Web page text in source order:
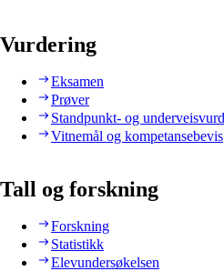
Vurdering
Eksamen
Prøver
Standpunkt- og
Vitnemål og kompetansebevis
Tall og forskning
Forskning
Statistikk
Elevundersøkelsen